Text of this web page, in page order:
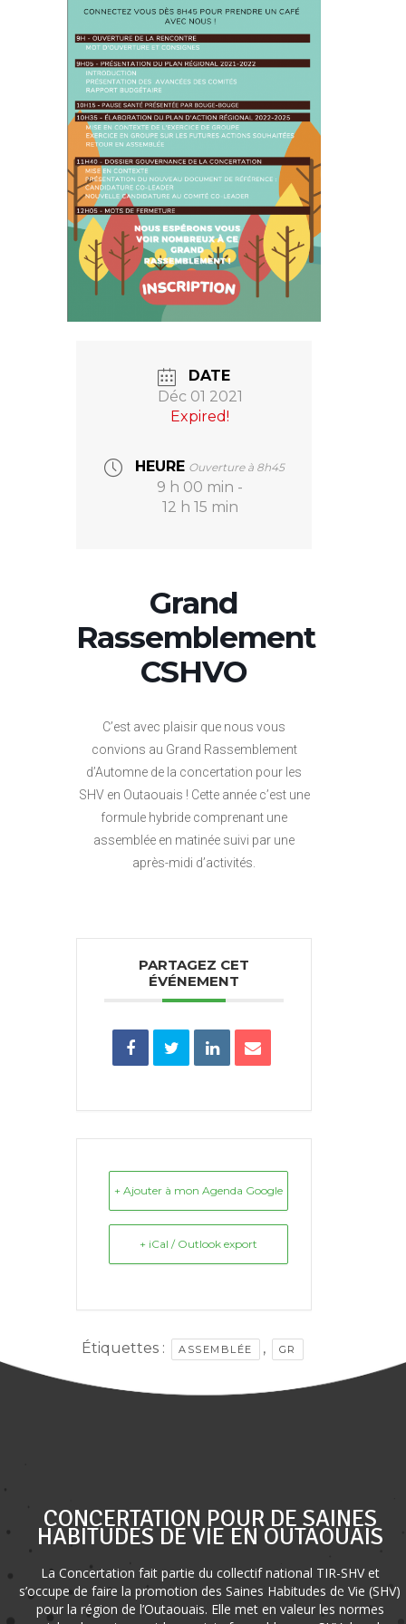
DATE
Déc 01 2021
Expired!
HEURE Ouverture à 8h45
9 h 00 min -
12 h 15 min
Grand
Rassemblement
CSHVO
C’est avec plaisir que nous vous
convions au Grand Rassemblement
d’Automne de la concertation pour les
SHV en Outaouais ! Cette année c’est une
formule hybride comprenant une
assemblée en matinée suivi par une
après-midi d’activités.
PARTAGEZ CET
ÉVÉNEMENT
+ Ajouter à mon Agenda Google
+ iCal / Outlook export
Étiquettes : ASSEMBLÉE , GR
CONCERTATION POUR DE SAINES
HABITUDES DE VIE EN OUTAOUAIS
La Concertation fait partie du collectif national TIR-SHV et
s’occupe de faire la promotion des Saines Habitudes de Vie (SHV)
pour la région de l’Outaouais. Elle met en valeur les normes